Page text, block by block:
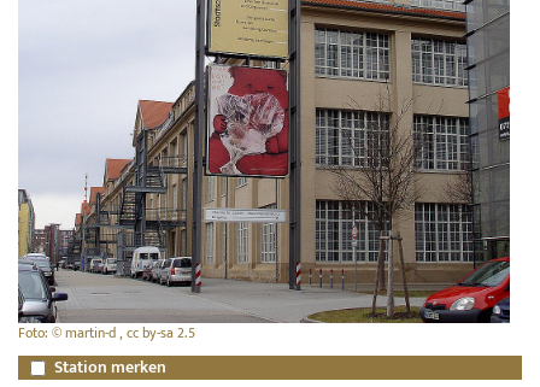
Foto: © martin-d , cc by-sa 2.5
Station merken